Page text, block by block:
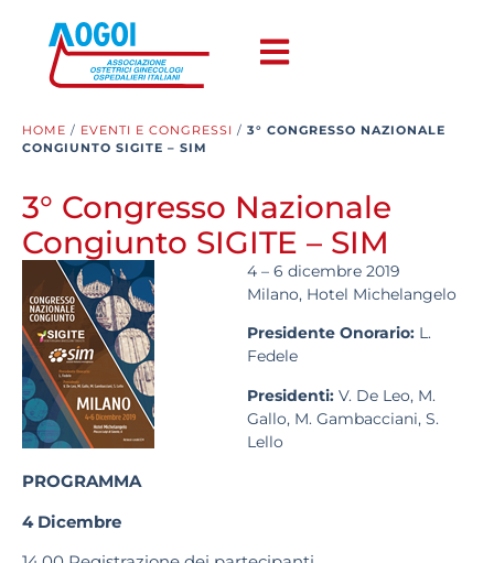
HOME / EVENTI E CONGRESSI / 3° CONGRESSO NAZIONALE
CONGIUNTO SIGITE – SIM
3° Congresso Nazionale
Congiunto SIGITE – SIM
4 – 6 dicembre 2019
Milano, Hotel Michelangelo
Presidente Onorario: L.
Fedele
Presidenti: V. De Leo, M.
Gallo, M. Gambacciani, S.
Lello
PROGRAMMA
4 Dicembre